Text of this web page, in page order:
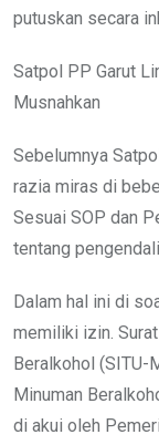
putuskan secara
Satpol PP Garut
Musnahkan
Sebelumnya
razia miras di
Sesuai SOP dan
tentang
Dalam hal ini di
memiliki izin.
Beralkohol (SITU-
Minuman
di akui oleh